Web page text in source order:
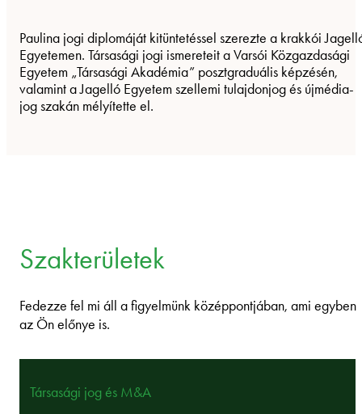
Paulina jogi diplomáját kitüntetéssel szerezte a krakkói
Egyetemen. Társasági jogi ismereteit a Varsói Közgazdasági
Egyetem „Társasági Akadémia” posztgraduális képzésén,
valamint a Jagelló Egyetem szellemi tulajdonjog és újmédia-
jog szakán mélyítette el.
Szakterületek
Fedezze fel mi áll a figyelmünk középpontjában, ami egyben
az Ön előnye is.
Társasági jog és M&A